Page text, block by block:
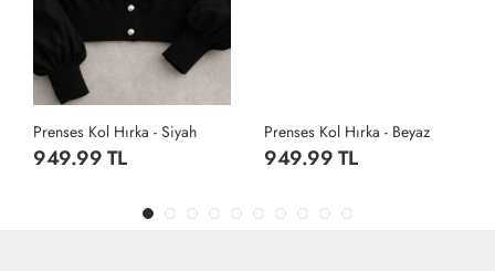
Prenses Kol Hırka - Siyah
949.99 TL
Prenses Kol Hırka - Beyaz
949.99 TL